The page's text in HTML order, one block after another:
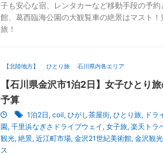
子も安心な宿、レンタカーなど移動手段の予
館、葛西臨海公園の大観覧車の絶景はマスト
旅！
【北陸地方】 ひとり旅 石川県内各エリア
【石川県金沢市1泊2日】女子ひとり
予算
1泊2日 , coil, ひがし茶屋街, ひとり旅, ドラ
園, 千里浜なぎさドライブウェイ , 女子旅, 楽天トラ
観光, 絶景, 近江町市場, 金沢21世紀美術館, 金沢観光
ス